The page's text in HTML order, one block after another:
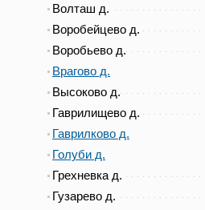
Волташ д.
Воробейцево д.
Воробьево д.
Врагово д.
Высоково д.
Гаврилищево д.
Гаврилково д.
Голуби д.
Грехневка д.
Гузарево д.